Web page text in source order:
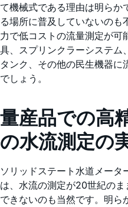
て機械式である理由は明らか
る場所に普及していないの
力で低コストの流量測定が可
具、スプリンクラーシステム
タンク、その他の民生機器に
でしょう。
量産品での高
の水流測定の
ソリッドステート水道メー
は、水流の測定が20世紀の
できないのも当然です。明ら